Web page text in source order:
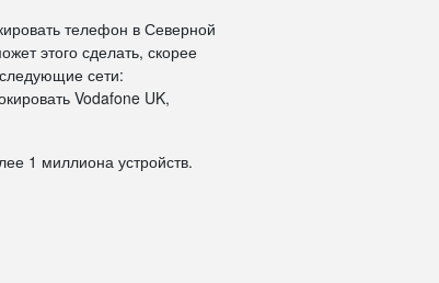
телефон в Северной
этого сделать, скорее
сети:
Vodafone UK,
1 миллиона устройств.